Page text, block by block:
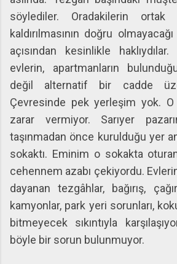
söylediler. Oradakilerin ortak
kaldırılmasının doğru
açısından kesinlikle
evlerin, apartmanların
değil alternatif bir cadde
Çevresinde pek yerleşim yok.
zarar vermiyor. Sarıyer
taşınmadan önce kurulduğu yer
sokaktı. Eminim o sokakta
cehennem azabı çekiyordu.
dayanan tezgâhlar, bağırış,
kamyonlar, park yeri sorunları,
bitmeyecek sıkıntıyla
böyle bir sorun bulunmuyor.